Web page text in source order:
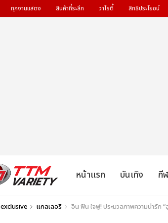
ทุกงานแสดง สินค้าที่ระลึก วาไรตี้ สิทธิประโยชน์
หน้าแรก บันเทิง กี
exclusive แกลเลอรี อิน ฟิน ใจฟู! ประมวลภาพความน่ารัก